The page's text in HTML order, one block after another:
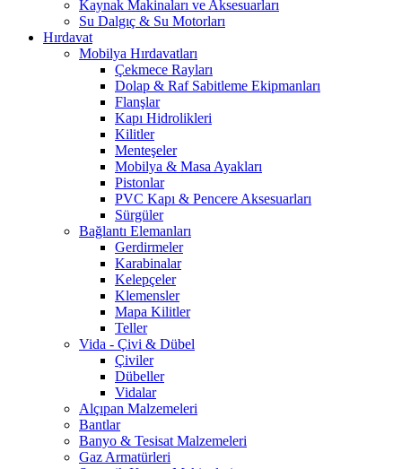
Kaynak Makinaları ve Aksesuarları
Su Dalgıç & Su Motorları
Hırdavat
Mobilya Hırdavatları
Çekmece Rayları
Dolap & Raf Sabitleme Ekipmanları
Flanşlar
Kapı Hidrolikleri
Kilitler
Menteşeler
Mobilya & Masa Ayakları
Pistonlar
PVC Kapı & Pencere Aksesuarları
Sürgüler
Bağlantı Elemanları
Gerdirmeler
Karabinalar
Kelepçeler
Klemensler
Mapa Kilitler
Teller
Vida - Çivi & Dübel
Çiviler
Dübeller
Vidalar
Alçıpan Malzemeleri
Bantlar
Banyo & Tesisat Malzemeleri
Gaz Armatürleri